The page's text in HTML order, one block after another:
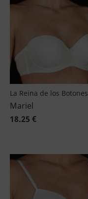
La Reina de los Botones
Mariel
18.25 €